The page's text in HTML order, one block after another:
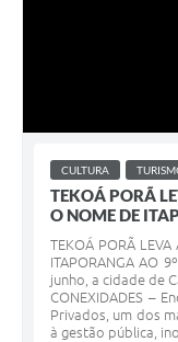
CULTURA
TEKOÁ PORÃ
O NOME DE
TEKOÁ PORÃ LEVA
ITAPORANGA AO
junho, a cidade de
CONEXIDADES –
Privados, um dos
à gestão pública,